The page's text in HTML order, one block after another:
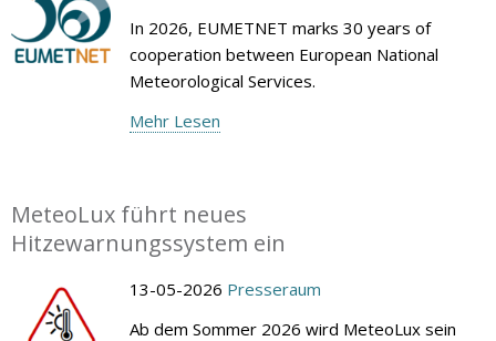
In 2026, EUMETNET marks 30 years of
cooperation between European National
Meteorological Services.
Mehr Lesen
MeteoLux führt neues
Hitzewarnungssystem ein
13-05-2026 Presseraum
Ab dem Sommer 2026 wird MeteoLux sein